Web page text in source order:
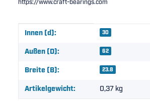
https://www.craft-bearings.com
Produkteigenschaft
Wert
Innen (d): 30
Außen (D): 62
Breite (B): 23.8
Artikelgewicht: 0,37 kg